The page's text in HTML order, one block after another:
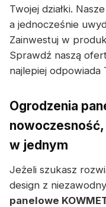
Twojej działki.
a jednocześnie
Zainwestuj w
Sprawdź naszą
najlepiej
Ogrodzenia
w jednym
Jeżeli szukasz
design z
panelowe